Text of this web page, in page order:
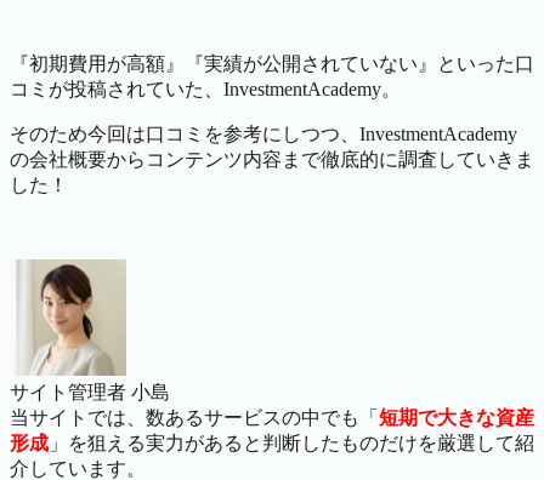
『初期費用が高額』『実績が公開されていない』といった口
コミが投稿されていた、InvestmentAcademy。
そのため今回は口コミを参考にしつつ、InvestmentAcademy
の会社概要からコンテンツ内容まで徹底的に調査していきま
した！
サイト管理者 小島
当サイトでは、数あるサービスの中でも「 短期で大きな資産
形成 」を狙える実力があると判断したものだけを厳選して紹
介しています。